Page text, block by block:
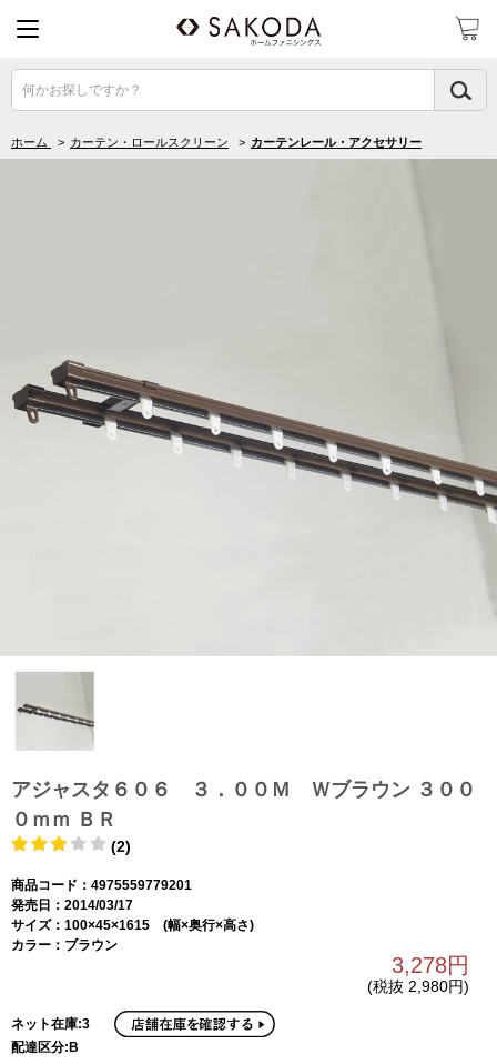
何かお探しですか？
ホーム > カーテン・ロールスクリーン > カーテンレール・アクセサリー
アジャスタ６０６ ３．００Ｍ Ｗブラウン ３００
０ｍｍ ＢＲ
(2)
商品コード：4975559779201
発売日：2014/03/17
サイズ：100×45×1615 (幅×奥行×高さ)
カラー：ブラウン
3,278円
(税抜 2,980円)
ネット在庫:3
配達区分:B